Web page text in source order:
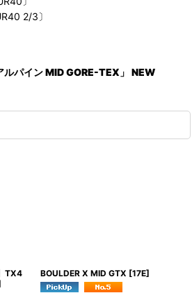
2/3〕
パイン MID GORE-TEX」 NEW
BOULDER X MID GTX [17E]